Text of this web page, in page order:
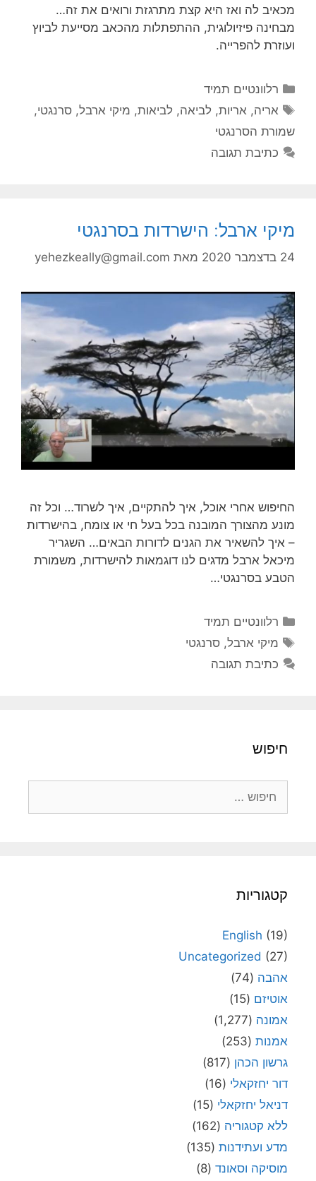
מכאיב לה ואז היא קצת מתרגזת ורואים את זה…
מבחינה פיזיולוגית, ההתפתלות מהכאב מסייעת לביוץ
ועוזרת להפרייה.
קטגוריות
רלוונטיים תמיד
תגיות
אריה, אריות, לביאה, לביאות, מיקי ארבל,סרנגטי,
שמורת הסרנגטי
כתיבת תגובה
מיקי ארבל: הישרדות בסרנגטי
24 בדצמבר 2020 מאת yehezkeally@gmail.com
החיפוש אחרי אוכל, איך להתקיים, איך לשרוד… וכל זה
מונע מהצורך המובנה בכל בעל חי או צומח, בהישרדות
– איך להשאיר את הגנים לדורות הבאים… השגריר
מיכאל ארבל מדגים לנו דוגמאות להישרדות, משמורת
הטבע בסרנגטי…
קטגוריות
רלוונטיים תמיד
תגיות
מיקי ארבל,סרנגטי
כתיבת תגובה
חיפוש
קטגוריות
English (19)
Uncategorized (27)
אהבה (74)
אוטיזם (15)
אמונה (1,277)
אמנות (253)
גרשון הכהן (817)
דור יחזקאלי (16)
דניאל יחזקאלי (15)
ללא קטגוריה (162)
מדע ועתידנות (135)
מוסיקה וסאונד (8)